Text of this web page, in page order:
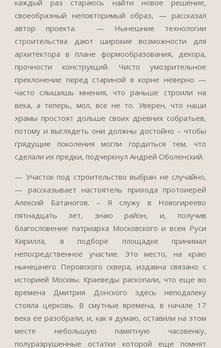
каждый раз стараюсь найти новое решение,
своеобразный неповторимый образ, — рассказал
автор проекта. — Нынешние технологии
строительства дают широкие возможности для
архитектора в плане формообразования, декора,
прочности конструкций. Чисто умозрительное
преклонение перед стариной в корне неверно —
часто слышишь мнения, что раньше строили на
века, а теперь, мол, все не то. Уверен, что наши
храмы простоят дольше своих древних собратьев,
потому и выглядеть они должны достойно – чтобы
грядущие поколения могли гордиться тем, что
сделали их предки, подчеркнул Андрей Оболенский.
— Участок под строительство выбран не случайно,
— рассказывает настоятель прихода протоиерей
Алексий Батаногов. – Я служу в Новогиреево
пятнадцать лет, знаю район, и, получив
благословение патриарха Московского и всея Руси
Кирилла, в подборе площадке принимал
непосредственное участие. Это место, на краю
нынешнего Перовского сквера, издавна связано с
историей Москвы. Краеведы раскопали, что еще во
времена Дмитрия Донского здесь неподалеку
стояла церковь. В смутные времена, в начале 17
века ее разобрали, и, как я думаю, оставили на этом
месте небольшую памятную часовенку,
полуразрушенные остатки которой еще помнят